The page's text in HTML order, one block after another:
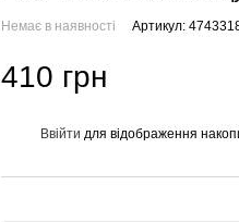
Немає в наявності Артикул:
410 грн
Ввійти для відображення